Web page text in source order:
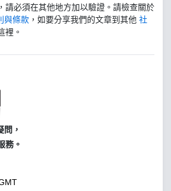
請必須在其他地方加以驗證。請檢查關於
與條款 ，如要分享我們的文章到其他 社
裡。
，
務。